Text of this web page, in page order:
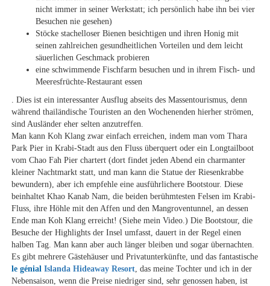
nicht immer in seiner Werkstatt; ich persönlich habe ihn bei vier
Besuchen nie gesehen)
Stöcke stachelloser Bienen besichtigen und ihren Honig mit
seinen zahlreichen gesundheitlichen Vorteilen und dem leicht
säuerlichen Geschmack probieren
eine schwimmende Fischfarm besuchen und in ihrem Fisch- und
Meeresfrüchte-Restaurant essen
. Dies ist ein interessanter Ausflug abseits des Massentourismus, denn
während thailändische Touristen an den Wochenenden hierher strömen,
sind Ausländer eher selten anzutreffen.
Man kann Koh Klang zwar einfach erreichen, indem man vom Thara
Park Pier in Krabi-Stadt aus den Fluss überquert oder ein Longtailboot
vom Chao Fah Pier chartert (dort findet jeden Abend ein charmanter
kleiner Nachtmarkt statt, und man kann die Statue der Riesenkrabbe
bewundern), aber ich empfehle eine ausführlichere Bootstour. Diese
beinhaltet Khao Kanab Nam, die beiden berühmtesten Felsen im Krabi-
Fluss, ihre Höhle mit den Affen und den Mangroventunnel, an dessen
Ende man Koh Klang erreicht! (Siehe mein Video.) Die Bootstour, die
Besuche der Highlights der Insel umfasst, dauert in der Regel einen
halben Tag. Man kann aber auch länger bleiben und sogar übernachten.
Es gibt mehrere Gästehäuser und Privatunterkünfte, und das fantastische
le génialIslanda Hideaway Resort , das meine Tochter und ich in der
Nebensaison, wenn die Preise niedriger sind, sehr genossen haben, ist